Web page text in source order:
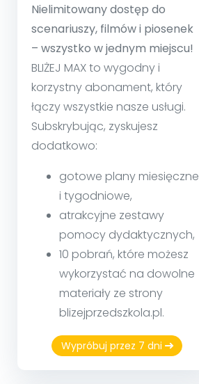
Nielimitowany dostęp do
scenariuszy, filmów i piosenek
– wszystko w jednym miejscu!
BLIŻEJ MAX to wygodny i
korzystny abonament, który
łączy wszystkie nasze usługi.
Subskrybując, zyskujesz
dodatkowo:
gotowe plany miesięczne
i tygodniowe,
atrakcyjne zestawy
pomocy dydaktycznych,
10 pobrań, które możesz
wykorzystać na dowolne
materiały ze strony
blizejprzedszkola.pl.
Wypróbuj przez 7 dni